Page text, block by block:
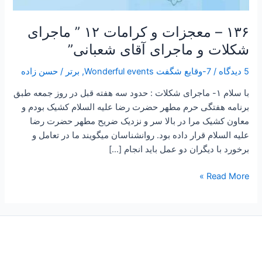
۱۳۶ – معجزات و کرامات ۱۲ ” ماجرای
شکلات و ماجرای آقای شعبانی”
5 دیدگاه /7-وقایع شگفت Wonderful events , برتر /حسن زاده
با سلام ۱- ماجرای شکلات : حدود سه هفته قبل در روز جمعه طبق
برنامه هفتگی حرم مطهر حضرت رضا علیه السلام کشیک بودم و
معاون کشیک مرا در بالا سر و نزدیک ضریح مطهر حضرت رضا
علیه السلام قرار داده بود. روانشناسان میگویند ما در تعامل و
برخورد با دیگران دو عمل باید انجام […]
Read More »